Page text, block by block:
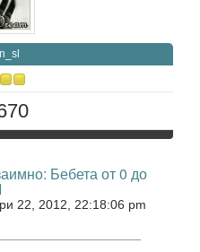
Бебета от 0 до
22, 2012, 22:18:06 pm